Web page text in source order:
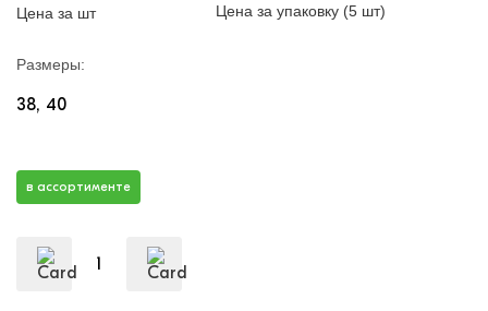
Цена за шт Цена за упаковку (5 шт)
Размеры:
38 40
в ассортименте